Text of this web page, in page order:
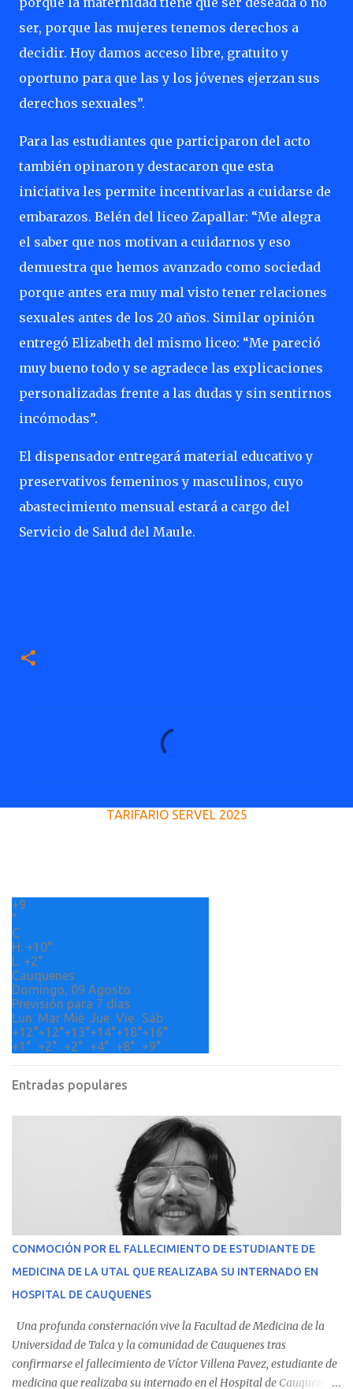
ser, porque las mujeres tenemos derechos a
decidir. Hoy damos acceso libre, gratuito y
oportuno para que las y los jóvenes ejerzan sus
derechos sexuales”.
Para las estudiantes que participaron del acto
también opinaron y destacaron que esta
iniciativa les permite incentivarlas a cuidarse de
embarazos. Belén del liceo Zapallar: “Me alegra
el saber que nos motivan a cuidarnos y eso
demuestra que hemos avanzado como sociedad
porque antes era muy mal visto tener relaciones
sexuales antes de los 20 años. Similar opinión
entregó Elizabeth del mismo liceo: “Me pareció
muy bueno todo y se agradece las explicaciones
personalizadas frente a las dudas y sin sentirnos
incómodas”.
El dispensador entregará material educativo y
preservativos femeninos y masculinos, cuyo
abastecimiento mensual estará a cargo del
Servicio de Salud del Maule.
s
TARIFARIO SERVEL 2025
+9
°
C
H: +10°
L: +2°
Cauquenes
Domingo, 09 Agosto
Previsión para 7 días
Lun Mar Mié Jue Vie
Sáb
+12°+12°+13°+14°+18°+16°
+1° +2° +2° +4° +8° +9°
Entradas populares
CONMOCIÓN POR EL FALLECIMIENTO DE ESTUDIANTE DE
MEDICINA DE LA UTAL QUE REALIZABA SU INTERNADO EN
HOSPITAL DE CAUQUENES
Una profunda consternación vive la Facultad de Medicina de la
Universidad de Talca y la comunidad de Cauquenes tras
confirmarse el fallecimiento de Víctor Villena Pavez, estudiante de
medicina que realizaba su internado en el Hospital de Cauquenes.